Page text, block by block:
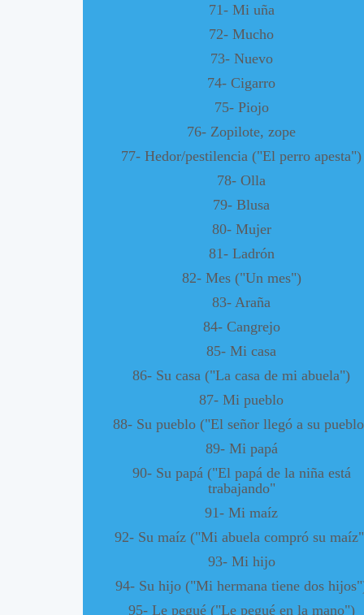
71- Mi uña
72- Mucho
73- Nuevo
74- Cigarro
75- Piojo
76- Zopilote, zope
77- Hedor/pestilencia ("El perro apesta")
78- Olla
79- Blusa
80- Mujer
81- Ladrón
82- Mes ("Un mes")
83- Araña
84- Cangrejo
85- Mi casa
86- Su casa ("La casa de mi abuela")
87- Mi pueblo
88- Su pueblo ("El señor llegó a su
89- Mi papá
90- Su papá ("El papá de la niña está
trabajando"
91- Mi maíz
92- Su maíz ("Mi abuela compró su
93- Mi hijo
94- Su hijo ("Mi hermana tiene dos
95- Le pegué ("Le pegué en la mano")